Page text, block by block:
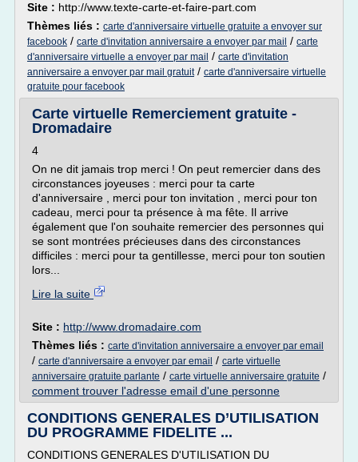
Site : http://www.texte-carte-et-faire-part.com
Thèmes liés : carte d'anniversaire virtuelle gratuite a envoyer sur
facebook / carte d'invitation anniversaire a envoyer par mail / carte
d'anniversaire virtuelle a envoyer par mail / carte d'invitation
anniversaire a envoyer par mail gratuit/ carte d'anniversaire virtuelle
gratuite pour facebook
Carte virtuelle Remerciement gratuite -
Dromadaire
4
On ne dit jamais trop merci ! On peut remercier dans des
circonstances joyeuses : merci pour ta carte
d'anniversaire , merci pour ton invitation , merci pour ton
cadeau, merci pour ta présence à ma fête. Il arrive
également que l'on souhaite remercier des personnes qui
se sont montrées précieuses dans des circonstances
difficiles : merci pour ta gentillesse, merci pour ton soutien
lors...
Lire la suite
Site : http://www.dromadaire.com
Thèmes liés : carte d'invitation anniversaire a envoyer par email
/ carte d'anniversaire a envoyer par email / carte virtuelle
anniversaire gratuite parlante / carte virtuelle anniversaire gratuite /
comment trouver l'adresse email d'une personne
CONDITIONS GENERALES D’UTILISATION
DU PROGRAMME FIDELITE ...
CONDITIONS GENERALES D'UTILISATION DU